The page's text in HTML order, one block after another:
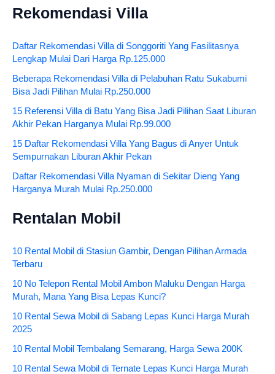
Rekomendasi Villa
Daftar Rekomendasi Villa di Songgoriti Yang Fasilitasnya
Lengkap Mulai Dari Harga Rp.125.000
Beberapa Rekomendasi Villa di Pelabuhan Ratu Sukabumi
Bisa Jadi Pilihan Mulai Rp.250.000
15 Referensi Villa di Batu Yang Bisa Jadi Pilihan Saat Liburan
Akhir Pekan Harganya Mulai Rp.99.000
15 Daftar Rekomendasi Villa Yang Bagus di Anyer Untuk
Sempurnakan Liburan Akhir Pekan
Daftar Rekomendasi Villa Nyaman di Sekitar Dieng Yang
Harganya Murah Mulai Rp.250.000
Rentalan Mobil
10 Rental Mobil di Stasiun Gambir, Dengan Pilihan Armada
Terbaru
10 No Telepon Rental Mobil Ambon Maluku Dengan Harga
Murah, Mana Yang Bisa Lepas Kunci?
10 Rental Sewa Mobil di Sabang Lepas Kunci Harga Murah
2025
10 Rental Mobil Tembalang Semarang, Harga Sewa 200K
10 Rental Sewa Mobil di Ternate Lepas Kunci Harga Murah